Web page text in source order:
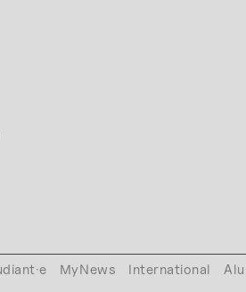
MyNews International